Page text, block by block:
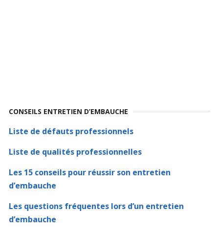
CONSEILS ENTRETIEN D’EMBAUCHE
Liste de défauts professionnels
Liste de qualités professionnelles
Les 15 conseils pour réussir son entretien
d’embauche
Les questions fréquentes lors d’un entretien
d’embauche